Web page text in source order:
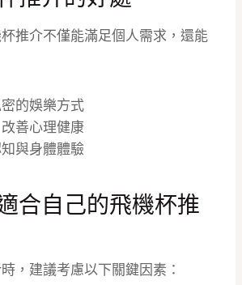
推介不僅能滿足個人需求，還能
的娛樂方式
善心理健康
與身體體驗
合自己的飛機杯推
，建議考慮以下關鍵因素：